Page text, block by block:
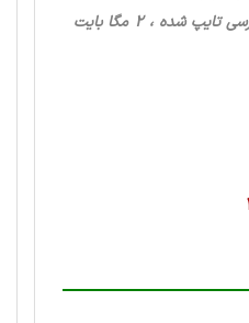
، کلیه گرایش ها، 21 صفحه فارسی تایپ شده ، 2 مگا بایت